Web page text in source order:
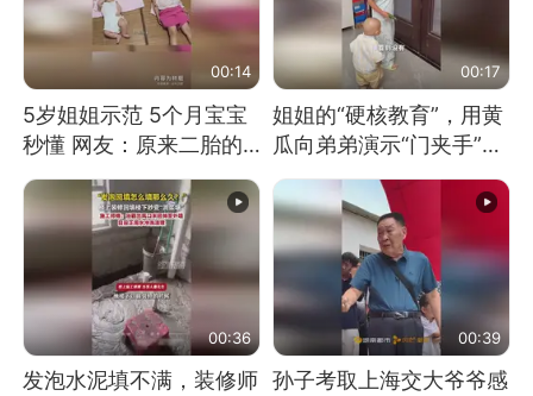
00:14
5岁姐姐示范 5个月宝宝
秒懂 网友：原来二胎的
快乐长这样
00:17
姐姐的“硬核教育”，用黄
瓜向弟弟演示“门夹手”，
网友：果然言传不如身
教！
00:36
发泡水泥填不满，装修师
00:39
孙子考取上海交大爷爷感